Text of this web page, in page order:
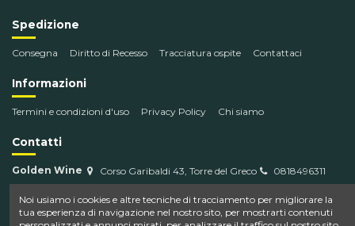
Spedizione
Consegna Diritto di Recesso Tracciatura ospite Contattaci
Informazioni
Termini e condizioni d'uso Privacy Policy Chi siamo
Contatti
Golden Wine Corso Garibaldi 43, Torre del Greco
0818496311
info@goldenwine.com
Noi usiamo i cookies e altre tecniche di tracciamento per migliorare la
tua esperienza di navigazione nel nostro sito, per mostrarti contenuti